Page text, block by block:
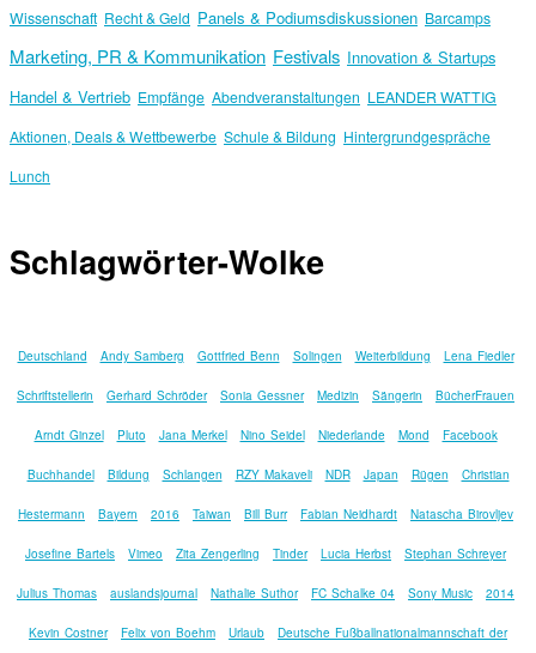
Wissenschaft Recht & Geld Panels & Podiumsdiskussionen Barcamps
Marketing, PR & Kommunikation Festivals Innovation & Startups
Handel & Vertrieb Empfänge Abendveranstaltungen LEANDER WATTIG
Aktionen, Deals & Wettbewerbe Schule & Bildung Hintergrundgespräche
Lunch
Schlagwörter-Wolke
Deutschland Andy Samberg Gottfried Benn Solingen Weiterbildung Lena Fiedler
Schriftstellerin Gerhard Schröder Sonia Gessner Medizin Sängerin BücherFrauen
Arndt Ginzel Pluto Jana Merkel Nino Seidel Niederlande Mond Facebook
Buchhandel Bildung Schlangen RZY Makaveli NDR Japan Rügen Christian
Hestermann Bayern 2016 Taiwan Bill Burr Fabian Neidhardt Natascha Birovljev
Josefine Bartels Vimeo Zita Zengerling Tinder Lucia Herbst Stephan Schreyer
Julius Thomas auslandsjournal Nathalie Suthor FC Schalke 04 Sony Music 2014
Kevin Costner Felix von Boehm Urlaub Deutsche Fußballnationalmannschaft der